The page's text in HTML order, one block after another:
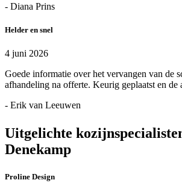
- Diana Prins
Helder en snel
4 juni 2026
Goede informatie over het vervangen van de
afhandeling na offerte. Keurig geplaatst en
- Erik van Leeuwen
Uitgelichte
Denekamp
Proline Design